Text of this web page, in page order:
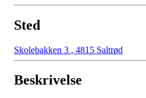
Sted
Skolebakken 3 , 4815 Saltrød
Beskrivelse